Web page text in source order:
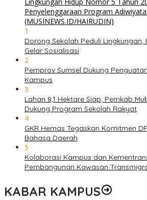
1
Dorong Sekolah Peduli
Gelar Sosialisasi
2
Pemprov Sumsel Dukung
Kampus
3
Lahan 8,1 Hektare Siap, Pemkab
Dukung Program Sekolah Rakyat
4
GKR Hemas Tegaskan Komitmen
Bahasa Daerah
5
Kolaborasi Kampus dan
Pembangunan Kawasan
KABAR KAMPUS